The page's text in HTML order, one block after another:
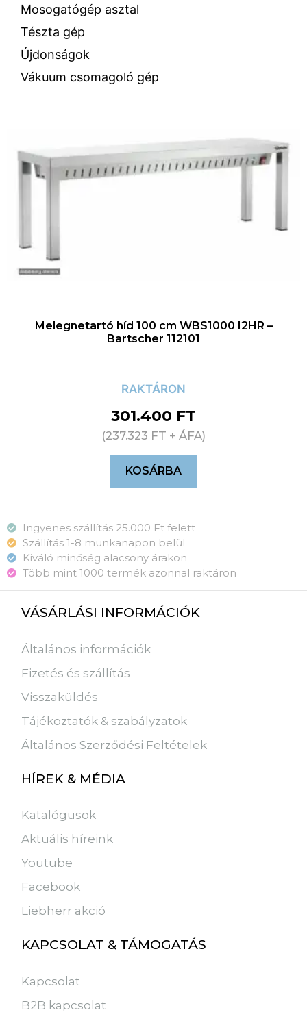
Mosogatógép asztal
Tészta gép
Újdonságok
Vákuum csomagoló gép
Melegnetartó híd 100 cm WBS1000 I2HR –
Bartscher 112101
RAKTÁRON
301.400 FT
(237.323 FT + ÁFA)
KOSÁRBA
Ingyenes szállítás 25.000 Ft felett
Szállítás 1-8 munkanapon belül
Kiváló minőség alacsony árakon
Több mint 1000 termék azonnal raktáron
VÁSÁRLÁSI INFORMÁCIÓK
Általános információk
Fizetés és szállítás
Visszaküldés
Tájékoztatók & szabályzatok
Általános Szerződési Feltételek
HÍREK & MÉDIA
Katalógusok
Aktuális híreink
Youtube
Facebook
Liebherr akció
KAPCSOLAT & TÁMOGATÁS
Kapcsolat
B2B kapcsolat